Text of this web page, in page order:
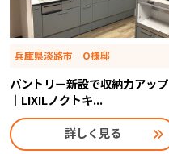
兵庫県淡路市 O様邸
パントリー新設で収納力アップ
｜LIXILノクトキ...
詳しく見る